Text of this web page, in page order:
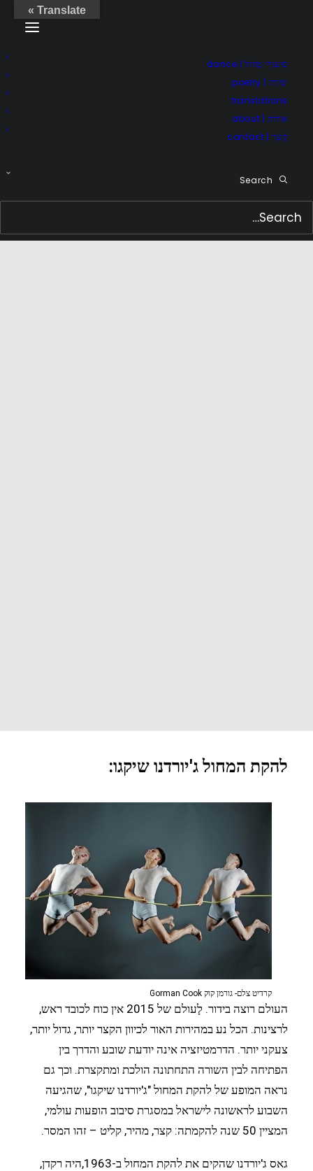
סִיעוּרֵי מָחוֹל | dance
שִׁירָה | poetry
translations
אוֹדוֹת | about
קֶשֶׁר | contact
Search
להקת המחול ג'יורדנו שיקגו:
קרדיט צלם- גורמן קוק Gorman Cook
העולם רוצה בידור. לָעולם של 2015 אין כוח לכובד ראש,
לרצינות. הכל נע במהירות האור לכיוון הקצר יותר, גדול יותר,
צעקני יותר. הדרמטיזציה אינה יודעת שובע והדרך בין
הפתיחה לבין השורה התחתונה הולכת ומתקצרת. וכך גם
נראה המופע של להקת המחול "ג'יורדנו שיקגו", שהגיעה
השבוע לראשונה לישראל במסגרת סיבוב הופעות עולמי,
המציין 50 שנה להקמתה: קצר, מהיר, קליט – זהו המסר.
גאס ג'יורדנו שהקים את להקת המחול ב-1963,היה רקדן,
Translate »